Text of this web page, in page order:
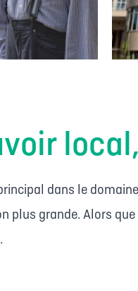
dans le
grande. Alors